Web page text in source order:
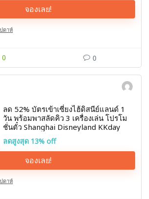
จองเลย!
ดาห์
0 0
ลด 52% บัตรเข้าเซี่ยงไฮ้ดิสนีย์แลนด์ 1
วัน พร้อมพาสลัดคิว 3 เครื่องเล่น โปรโม
ชั่นตั๋ว Shanghai Disneyland KKday
ลดสูงสุด 13% off
จองเลย!
ดาห์